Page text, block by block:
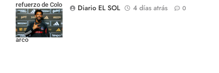
refuerzo de Colo
Colo y promete
dar pelea por el
arco
Diario EL SOL
4 días atrás 0